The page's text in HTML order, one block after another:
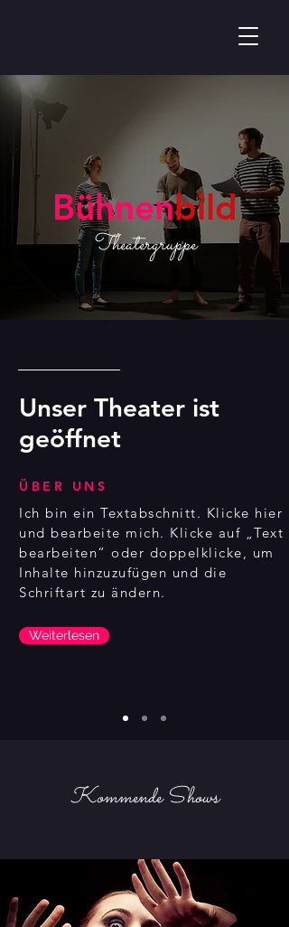
Bühnenbild
Theatergruppe
Unser Theater ist
geöffnet
ÜBER UNS
Ich bin ein Textabschnitt. Klicke hier
und bearbeite mich. Klicke auf „Text
bearbeiten“ oder doppelklicke, um
Inhalte hinzuzufügen und die
Schriftart zu ändern.
Weiterlesen
Kommende Shows